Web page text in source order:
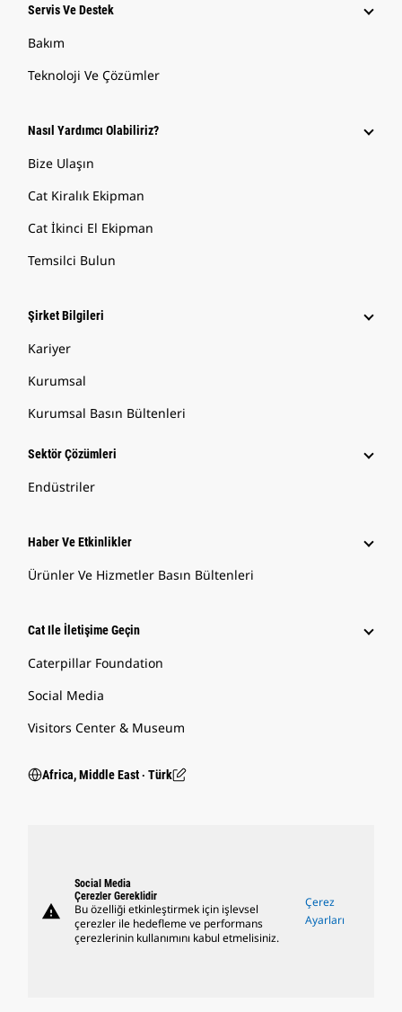
Servis Ve Destek
Bakım
Teknoloji Ve Çözümler
Nasıl Yardımcı Olabiliriz?
Bize Ulaşın
Cat Kiralık Ekipman
Cat İkinci El Ekipman
Temsilci Bulun
Şirket Bilgileri
Kariyer
Kurumsal
Kurumsal Basın Bültenleri
Sektör Çözümleri
Endüstriler
Haber Ve Etkinlikler
Ürünler Ve Hizmetler Basın Bültenleri
Cat Ile İletişime Geçin
Caterpillar Foundation
Social Media
Visitors Center & Museum
Africa, Middle East ‧ Türk
warning
Social Media
Çerezler Gereklidir
Bu özelliği etkinleştirmek için işlevsel
çerezler ile hedefleme ve performans
çerezlerinin kullanımını kabul etmelisiniz.
Çerez
Ayarları